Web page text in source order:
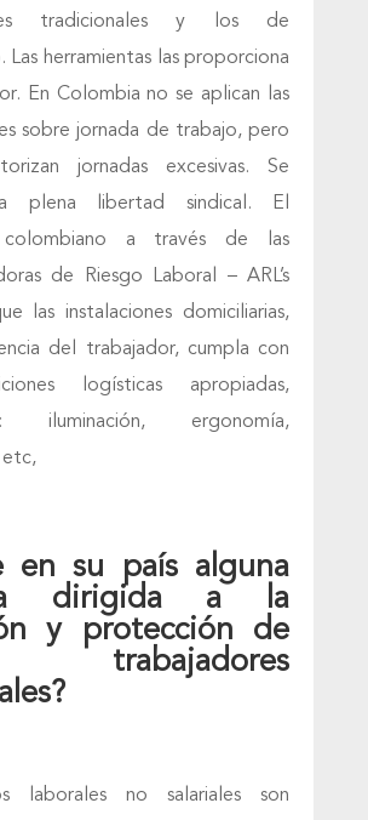
tradicionales y los de
Las herramientas las proporciona
En Colombia no se aplican las
sobre jornada de trabajo, pero
jornadas excesivas. Se
plena libertad sindical. El
colombiano a través de las
de Riesgo Laboral – ARL’s
las instalaciones domiciliarias,
del trabajador, cumpla con
logísticas apropiadas,
iluminación, ergonomía,
etc,
en su país alguna
dirigida a la
y protección de
laborales no salariales son